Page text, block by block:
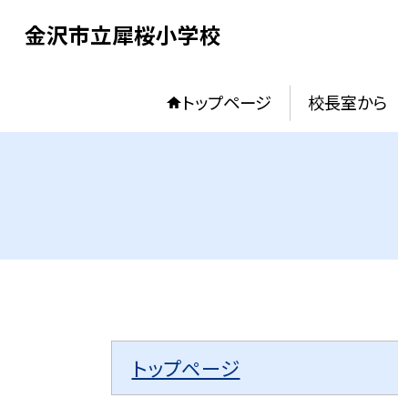
金沢市立犀桜小学校
トップページ 校長室から
トップページ